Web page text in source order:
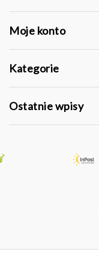
Moje konto
Kategorie
Ostatnie wpisy